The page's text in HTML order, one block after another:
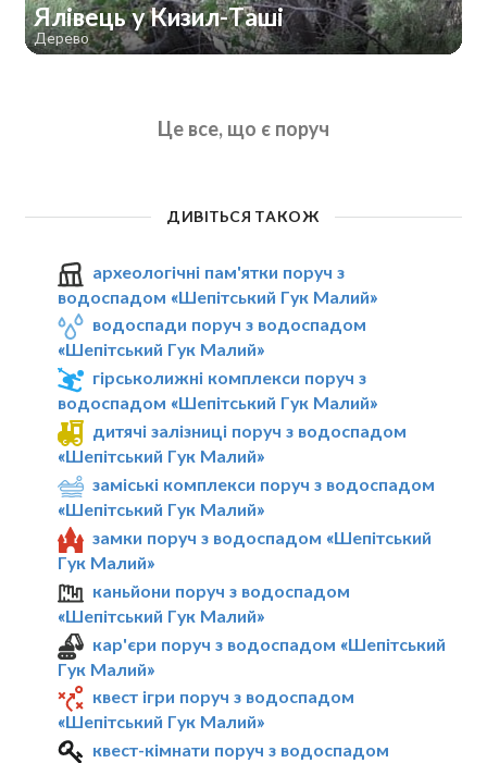
Ялівець у Кизил-Таші
Дерево
Це все, що є поруч
ДИВІТЬСЯ ТАКОЖ
археологічні пам'ятки поруч з
водоспадом «Шепітський Гук Малий»
водоспади поруч з водоспадом
«Шепітський Гук Малий»
гірськолижні комплекси поруч з
водоспадом «Шепітський Гук Малий»
дитячі залізниці поруч з водоспадом
«Шепітський Гук Малий»
заміські комплекси поруч з водоспадом
«Шепітський Гук Малий»
замки поруч з водоспадом «Шепітський
Гук Малий»
каньйони поруч з водоспадом
«Шепітський Гук Малий»
кар'єри поруч з водоспадом «Шепітський
Гук Малий»
квест ігри поруч з водоспадом
«Шепітський Гук Малий»
квест-кімнати поруч з водоспадом